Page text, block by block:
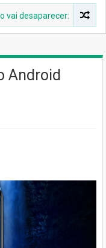
Google
Android